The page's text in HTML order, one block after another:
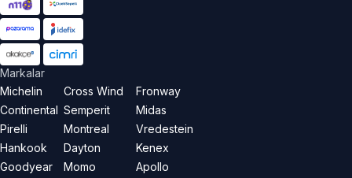
Markalar
Michelin
Continental
Pirelli
Hankook
Goodyear
Cross Wind
Semperit
Montreal
Dayton
Momo
Fronway
Midas
Vredestein
Kenex
Apollo